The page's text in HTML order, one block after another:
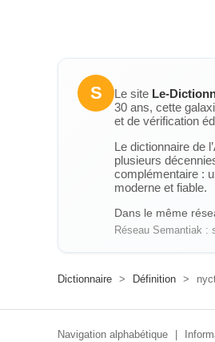
S Le site Le-
30 ans, cette
et de vérification
Le dictionnaire de
plusieurs
complémentaire :
moderne et fiable.
Dans le même
Réseau Semantiak :
Dictionnaire > Définition >
Navigation alphabétique